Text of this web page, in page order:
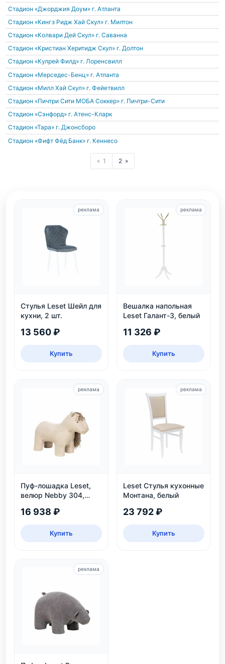
Стадион «Джорджия Доум» г. Атланта
Стадион «Кингз Ридж Хай Скул» г. Милтон
Стадион «Колвари Дей Скул» г. Саванна
Стадион «Кристиан Херитидж Скул» г. Долтон
Стадион «Кулрей Филд» г. Лоренсвилл
Стадион «Мерседес-Бенц» г. Атланта
Стадион «Милл Хай Скул» г. Фейетвилл
Стадион «Пичтри Сити МОБА Соккер» г. Пичтри-Сити
Стадион «Сэнфорд» г. Атенс-Кларк
Стадион «Тара» г. Джонсборо
Стадион «Фифт Фёд Банк» г. Кеннесо
1 2
Стулья Leset Шейл для
кухни, 2 шт.
13 560 ₽
Купить
реклама
Вешалка напольная
Leset Галант-3, белый
11 326 ₽
Купить
реклама
Пуф-лошадка Leset,
велюр Nebby 304,
детской
16 938 ₽
Купить
реклама
Leset Стулья кухонные
Монтана, белый
23 792 ₽
Купить
реклама
реклама